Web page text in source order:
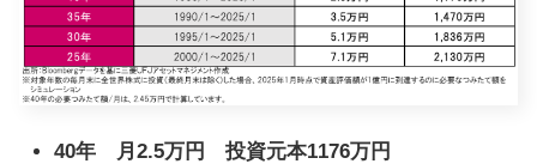
40年 月2.5万円 投資元本1176万円